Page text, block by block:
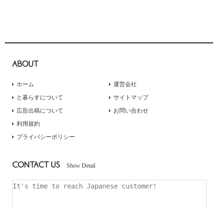
ABOUT
ホーム
と暮らすについて
広告出稿について
運営会社
サイトマップ
お問い合わせ
利用規約
プライバシーポリシー
CONTACT US Show Detail